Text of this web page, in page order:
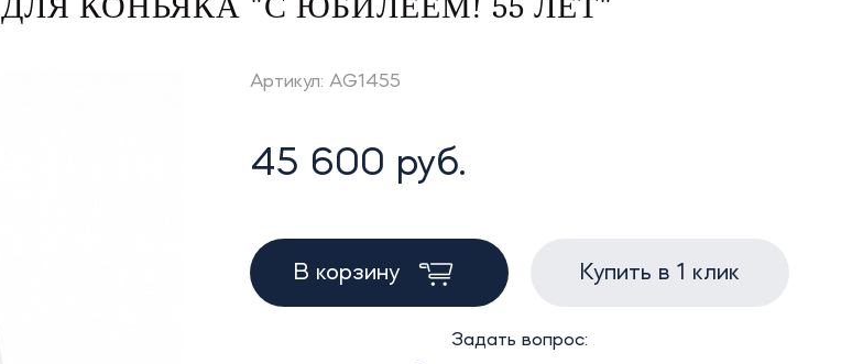
Артикул: AG1455
45 600 руб.
В корзину Купить в 1 клик
Задать вопрос: